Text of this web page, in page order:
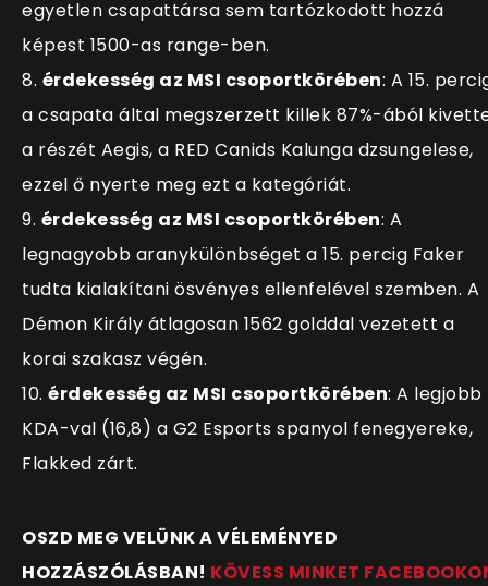
egyetlen csapattársa sem tartózkodott hozzá
képest 1500-as range-ben.
8. érdekesség az MSI csoportkörében: A 15.
a csapata által megszerzett killek 87%-ából
a részét Aegis, a RED Canids Kalunga dzsungelese,
ezzel ő nyerte meg ezt a kategóriát.
9. érdekesség az MSI csoportkörében: A
legnagyobb aranykülönbséget a 15. percig Faker
tudta kialakítani ösvényes ellenfelével szemben. A
Démon Király átlagosan 1562 golddal vezetett a
korai szakasz végén.
10. érdekesség az MSI csoportkörében: A legjobb
KDA-val (16,8) a G2 Esports spanyol fenegyereke,
Flakked zárt.
OSZD MEG VELÜNK A VÉLEMÉNYED
HOZZÁSZÓLÁSBAN! KÖVESS MINKET